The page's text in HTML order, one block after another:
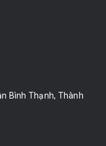
Bình Thạnh, Thành